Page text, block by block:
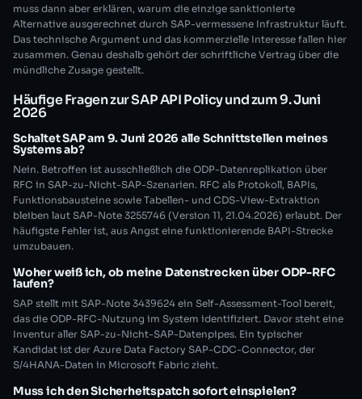
muss dann aber erklären, warum die einzige sanktionierte
Alternative ausgerechnet durch SAP-vermessene Infrastruktur läuft.
Das technische Argument und das kommerzielle Interesse fallen hier
zusammen. Genau deshalb gehört der schriftliche Vertrag über die
mündliche Zusage gestellt.
Häufige Fragen zur SAP API Policy und zum 9. Juni
2026
Schaltet SAP am 9. Juni 2026 alle Schnittstellen meines
Systems ab?
Nein. Betroffen ist ausschließlich die ODP-Datenreplikation über
RFC in SAP-zu-Nicht-SAP-Szenarien. RFC als Protokoll, BAPIs,
Funktionsbausteine sowie Tabellen- und CDS-View-Extraktion
bleiben laut SAP-Note 3255746 (Version 11, 21.04.2026) erlaubt. Der
häufigste Fehler ist, aus Angst eine funktionierende BAPI-Strecke
umzubauen.
Woher weiß ich, ob meine Datenstrecken über ODP-RFC
laufen?
SAP stellt mit SAP-Note 3439624 ein Self-Assessment-Tool bereit,
das die ODP-RFC-Nutzung im System identifiziert. Davor steht eine
Inventur aller SAP-zu-Nicht-SAP-Datenpipes. Ein typischer
Kandidat ist der Azure Data Factory SAP-CDC-Connector, der
S/4HANA-Daten in Microsoft Fabric zieht.
Muss ich den Sicherheitspatch sofort einspielen?